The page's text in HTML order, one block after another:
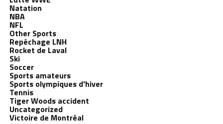
Natation
NBA
NFL
Other Sports
Repêchage LNH
Rocket de Laval
Ski
Soccer
Sports amateurs
Sports olympiques d'hiver
Tennis
Tiger Woods accident
Uncategorized
Victoire de Montréal